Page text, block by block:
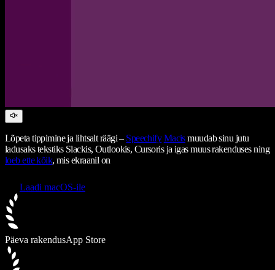
Lõpeta tippimine ja lihtsalt räägi – Speechify Macismuudab sinu jutu
ladusaks tekstiks Slackis, Outlookis, Cursoris ja igas muus rakenduses ning
loeb ette kõik, mis ekraanil on
Laadi macOS-ile
Päeva rakendusApp Store